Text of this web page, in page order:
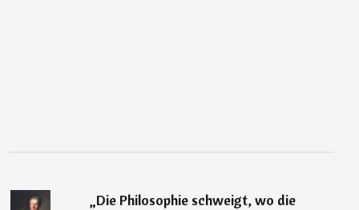
„Die Philosophie schweigt, wo die